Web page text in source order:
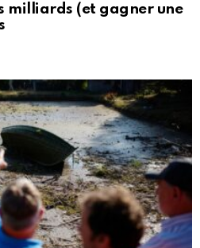
milliards (et gagner une